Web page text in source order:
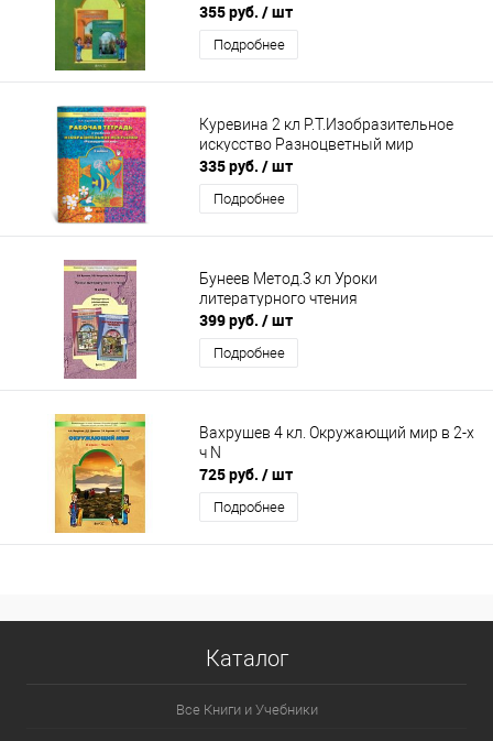
355 руб. / шт
Подробнее
Куревина 2 кл Р.Т.Изобразительное
искусство Разноцветный мир
335 руб. / шт
Подробнее
Бунеев Метод.3 кл Уроки
литературного чтения
399 руб. / шт
Подробнее
Вахрушев 4 кл. Окружающий мир в 2-х
ч N
725 руб. / шт
Подробнее
Каталог
Все Книги и Учебники